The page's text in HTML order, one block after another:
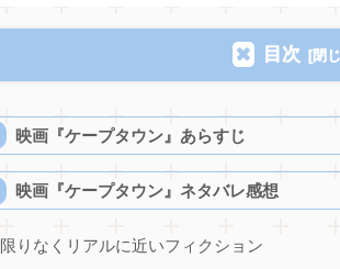
目次
映画『ケープタウン』あらすじ
映画『ケープタウン』ネタバレ感想
限りなくリアルに近いフィクション